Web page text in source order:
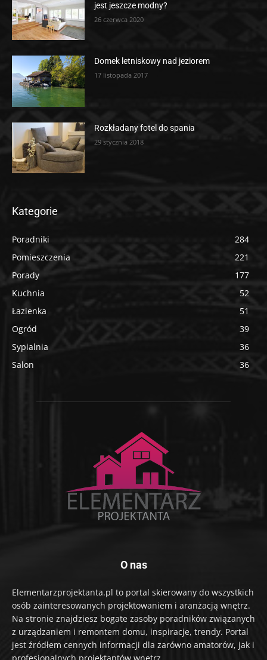
jest jeszcze modny?
26 czerwca 2020
Domek letniskowy nad jeziorem
17 listopada 2017
Rozkładany fotel do spania
29 stycznia 2018
Kategorie
Poradniki
284
Pomieszczenia
221
Porady
177
Kuchnia
52
Łazienka
51
Ogród
39
Sypialnia
36
Salon
36
O nas
Elementarzprojektanta.pl to portal skierowany do wszystkich
osób zainteresowanych projektowaniem i aranżacją wnętrz.
Na stronie znajdziesz bogate zasoby poradników związanych
z urządzaniem i remontem domu, inspiracje, trendy. Portal
jest źródłem cennych informacji dla zarówno amatorów, jak i